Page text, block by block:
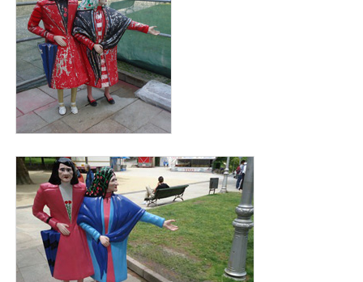
dos_marias_2011.jpg